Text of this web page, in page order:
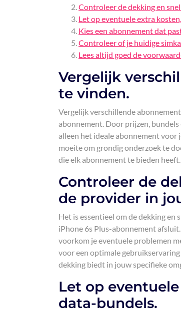
Controleer de dekking en
Let op eventuele extra
Kies een abonnement dat
Controleer of je huidige
Lees altijd goed de
Vergelijk
te vinden.
Vergelijk verschillende
abonnement. Door prijzen,
alleen het ideale abonnement voor
moeite om grondig onderzoek te
die elk abonnement te bieden heeft.
Controleer de
de provider in
Het is essentieel om de dekking
iPhone 6s Plus-abonnement
voorkom je eventuele problemen
voor een optimale
dekking biedt in jouw specifieke
Let op
data-bundels.